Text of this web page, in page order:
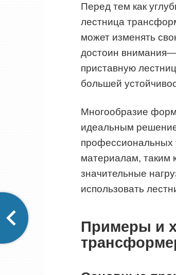
Перед тем как
лестница
может изменять
достоин
приставную
большей
Многообразие
идеальным
профессиональных
материалам, таким
значительные
использовать
Примеры и